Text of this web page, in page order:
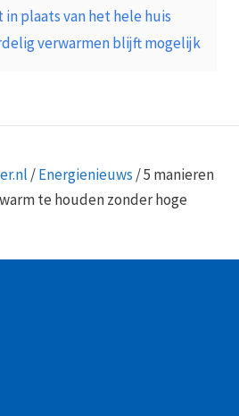
in plaats van het hele huis
verwarmen blijft mogelijk
/Energienieuws /5 manieren
te houden zonder hoge